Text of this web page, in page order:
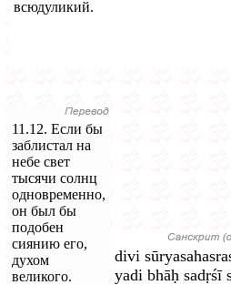
всюдуликий.
11.12. Если бы
заблистал на
небе свет
тысячи солнц
одновременно,
он был бы
подобен
сиянию его,
духом
великого.
divi
yadi bhāḥ sadṛśī